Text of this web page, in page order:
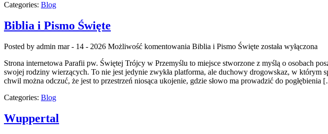
Categories: Blog
Biblia i Pismo Święte
Posted by admin mar - 14 - 2026 Możliwość komentowania Biblia i Pismo Święte została wyłączona
Strona internetowa Parafii pw. Świętej Trójcy w Przemyślu to miejsce stworzone z myślą o osobach
swojej rodziny wierzących. To nie jest jedynie zwykła platforma, ale duchowy drogowskaz, w którym
chwil można odczuć, że jest to przestrzeń niosąca ukojenie, gdzie słowo ma prowadzić do pogłębienia
Categories: Blog
Wuppertal